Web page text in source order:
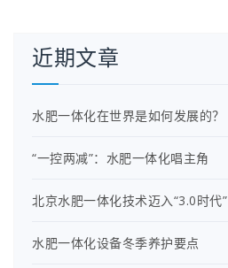
近期文章
水肥一体化在世界是如何发展的？
“一控两减”：水肥一体化唱主角
北京水肥一体化技术迈入“3.0时代”
水肥一体化设备冬季养护要点